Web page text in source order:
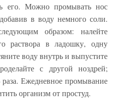
его. Можно промывать нос
в воду немного соли.
образом: налейте
раствора в ладошку, одну
воду внутрь и выпустите
с другой ноздрей;
Ежедневное промывание
организм от простуд.